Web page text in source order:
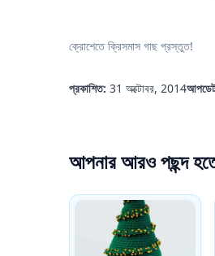
ক্রোশেতে ক্রিসমাস গাছ প্রস্তুত!
প্রকাশিত: 31 অক্টোবর, 2014
আপনার আরও পছন্দ